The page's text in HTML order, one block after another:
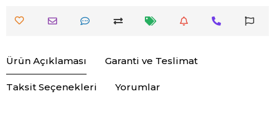
Ürün Açıklaması Garanti ve Teslimat
Taksit Seçenekleri Yorumlar